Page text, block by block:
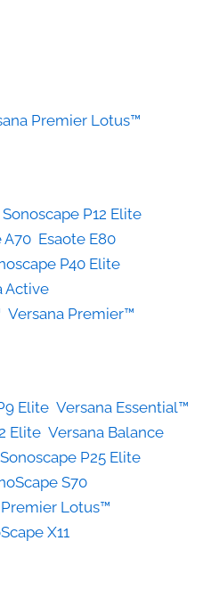
Premier Lotus™
Sonoscape P12 Elite
A70 Esaote E80
P40 Elite
Active
Versana Premier™
Elite Versana Essential™
Elite Versana Balance
Sonoscape P25 Elite
S70
Lotus™
X11